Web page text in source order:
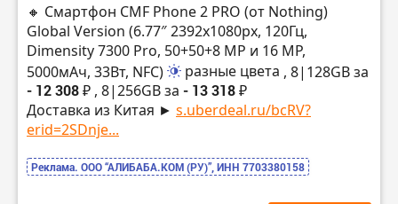
🔸 Смартфон CMF Phone 2 PRO (от Nothing)
Global Version (6.77″ 2392х1080px, 120Гц,
Dimensity 7300 Pro, 50+50+8 MP и 16 MP,
5000мАч, 33Вт, NFC)
разные цвета , 8|128GB за
- 12 308 ₽ , 8|256GB за - 13 318 ₽
Доставка из Китая ► s.uberdeal.ru/bcRV?
erid=2SDnje...
Реклама. ООО “АЛИБАБА.КОМ (РУ)”, ИНН 7703380158